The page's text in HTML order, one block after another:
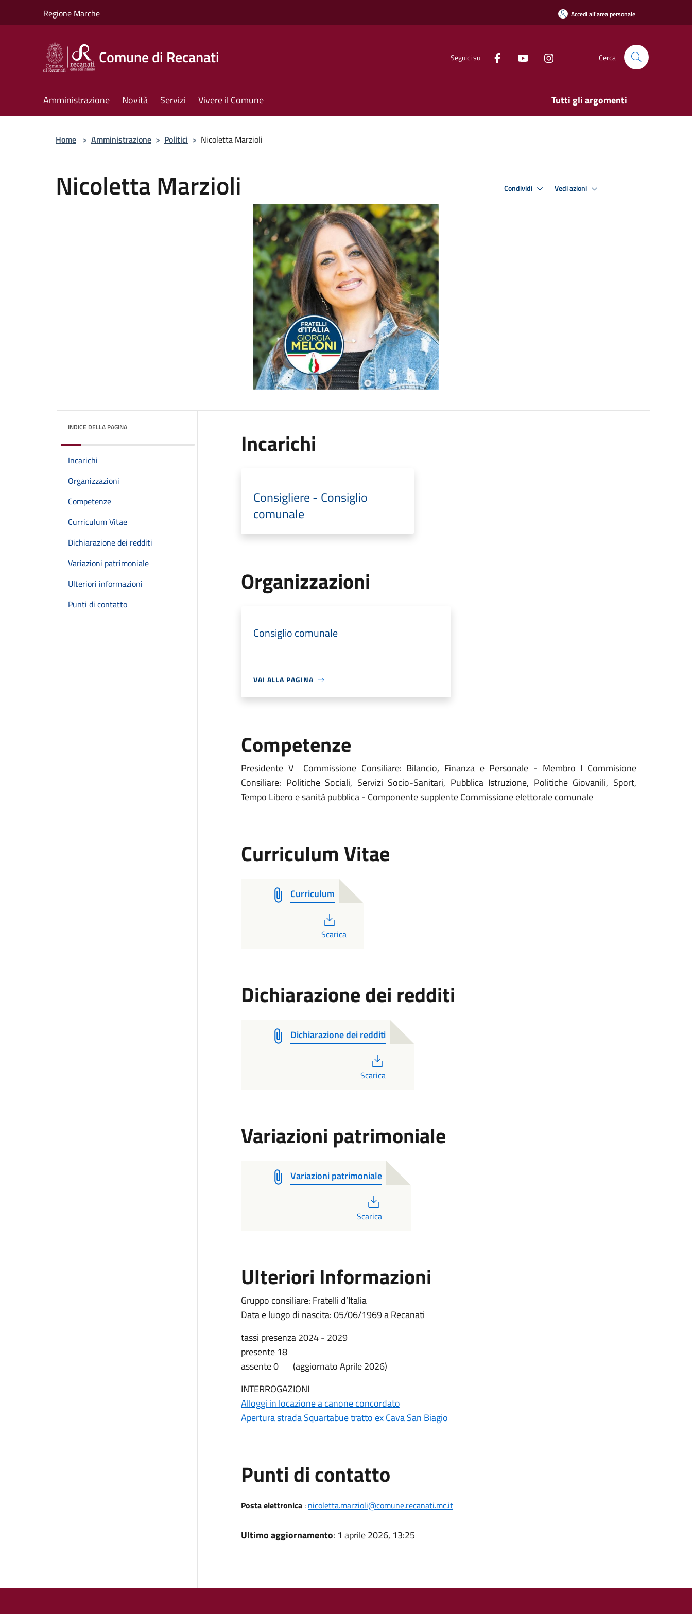
Regione Marche Accedi all'area personale
Comune di Recanati Seguici su Cerca
Amministrazione Novità Servizi Vivere il Comune Tutti gli argomenti
Home > Amministrazione > Politici > Nicoletta Marzioli
Nicoletta Marzioli Condividi Vedi azioni
INDICE DELLA PAGINA
Incarichi
Organizzazioni
Competenze
Curriculum Vitae
Dichiarazione dei redditi
Variazioni patrimoniale
Ulteriori informazioni
Punti di contatto
Incarichi
Consigliere - Consiglio
comunale
Organizzazioni
Consiglio comunale
VAI ALLA PAGINA
Competenze
Presidente V Commissione Consiliare: Bilancio, Finanza e Personale - Membro I Commisione
Consiliare: Politiche Sociali, Servizi Socio-Sanitari, Pubblica Istruzione, Politiche Giovanili, Sport,
Tempo Libero e sanità pubblica - Componente supplente Commissione elettorale comunale
Curriculum Vitae
Curriculum
PDF
Scarica
Dichiarazione dei redditi
Dichiarazione dei redditi
Scarica
Variazioni patrimoniale
Variazioni patrimoniale
Scarica
Ulteriori Informazioni
Gruppo consiliare: Fratelli d’Italia
Data e luogo di nascita: 05/06/1969 a Recanati
tassi presenza 2024 - 2029
presente 18
assente 0 (aggiornato Aprile 2026)
INTERROGAZIONI
Alloggi in locazione a canone concordato
Apertura strada Squartabue tratto ex Cava San Biagio
Punti di contatto
Posta elettronica: nicoletta.marzioli@comune.recanati.mc.it
Ultimo aggiornamento: 1 aprile 2026, 13:25